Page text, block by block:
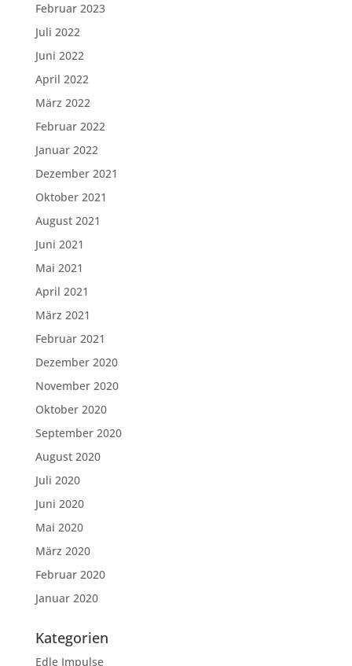
Februar 2023
Juli 2022
Juni 2022
April 2022
März 2022
Februar 2022
Januar 2022
Dezember 2021
Oktober 2021
August 2021
Juni 2021
Mai 2021
April 2021
März 2021
Februar 2021
Dezember 2020
November 2020
Oktober 2020
September 2020
August 2020
Juli 2020
Juni 2020
Mai 2020
März 2020
Februar 2020
Januar 2020
Kategorien
Edle Impulse